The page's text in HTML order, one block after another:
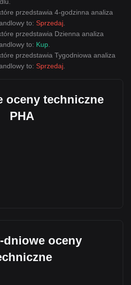
przedstawia 4-godzinna analiza
to: Sprzedaj
przedstawia Dzienna analiza
to: Kup
przedstawia Tygodniowa analiza
to: Sprzedaj
oceny techniczne
PHA
dniowe oceny